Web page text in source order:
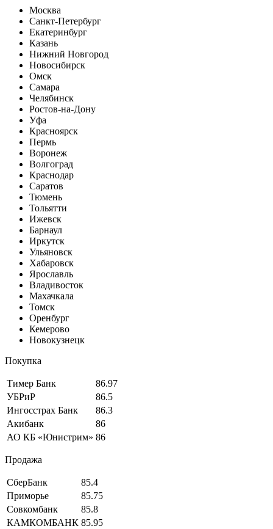
Москва
Санкт-Петербург
Екатеринбург
Казань
Нижний Новгород
Новосибирск
Омск
Самара
Челябинск
Ростов-на-Дону
Уфа
Красноярск
Пермь
Воронеж
Волгоград
Краснодар
Саратов
Тюмень
Тольятти
Ижевск
Барнаул
Иркутск
Ульяновск
Хабаровск
Ярославль
Владивосток
Махачкала
Томск
Оренбург
Кемерово
Новокузнецк
Покупка
Тимер Банк
86.97
УБРиР
86.5
Ингосстрах Банк
86.3
Акибанк
86
АО КБ «Юнистрим» 86
Продажа
СберБанк
85.4
Приморье
85.75
Совкомбанк
85.8
КАМКОМБАНК 85.95